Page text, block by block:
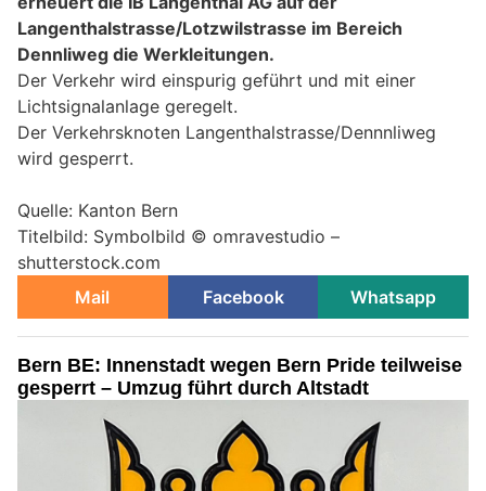
Langenthalstrasse/Lotzwilstrasse im Bereich
Dennliweg die Werkleitungen.
Der Verkehr wird einspurig geführt und mit einer
Lichtsignalanlage geregelt.
Der Verkehrsknoten Langenthalstrasse/Dennnliweg
wird gesperrt.
Quelle: Kanton Bern
Titelbild: Symbolbild © omravestudio –
shutterstock.com
Mail
Facebook Whatsapp
Bern BE: Innenstadt wegen Bern Pride teilweise
gesperrt – Umzug führt durch Altstadt